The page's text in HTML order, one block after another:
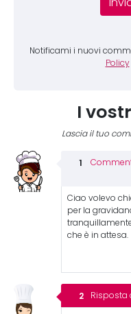
Notificami i nuovi
Policy
I
Lascia il tuo
Ciao volevo
per la
che è in attesa.
Risposta